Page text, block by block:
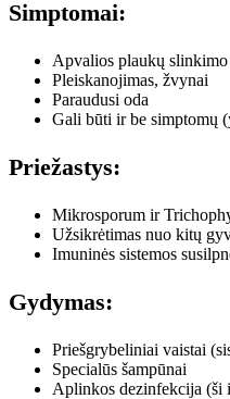
Simptomai:
Apvalios plaukų
Pleiskanojimas, žvynai
Paraudusi oda
Gali būti ir be simptomų
Priežastys:
Mikrosporum ir
Užsikrėtimas nuo kitų
Imuninės sistemos
Gydymas:
Priešgrybeliniai vaistai
Specialūs šampūnai
Aplinkos dezinfekcija (ši